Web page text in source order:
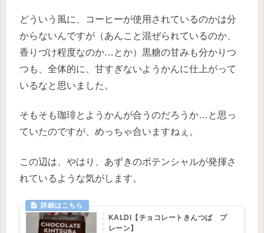
どういう風に、コーヒーが使用されているのかは分
からないんですが（あんこと混ぜられているのか、
香りづけ程度なのか…とか）黒糖の甘みも分かりつ
つも、全体的に、甘すぎないようかんに仕上がって
いるなと思いました。
そもそも珈琲とようかんが合うのだろうか…と思っ
ていたのですが、めっちゃ合いますねぇ。
この辺は、やはり、あずきのポテンシャルが発揮さ
れているような気がします。
KALDI【チョコレートきんつば プ
レーン】